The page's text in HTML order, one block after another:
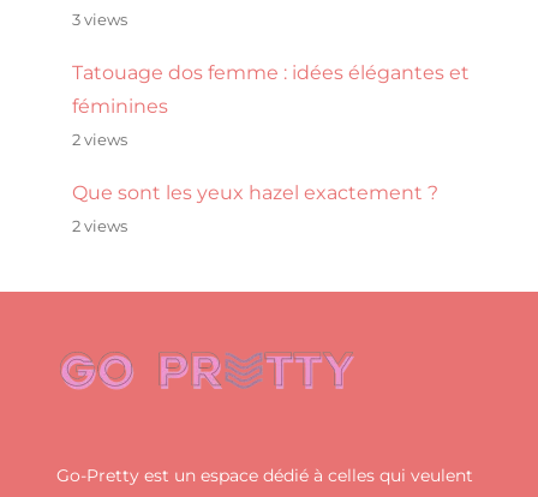
3 views
Tatouage dos femme : idées élégantes et
féminines
2 views
Que sont les yeux hazel exactement ?
2 views
Go-Pretty est un espace dédié à celles qui veulent